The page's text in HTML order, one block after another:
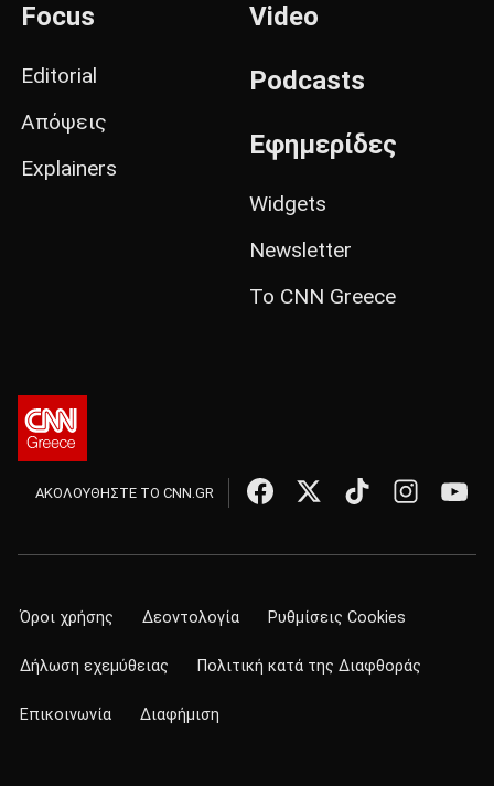
Focus
Editorial
Απόψεις
Explainers
Video
Podcasts
Εφημερίδες
Widgets
Newsletter
Το CNN Greece
ΑΚΟΛΟΥΘΗΣΤΕ ΤΟ CNN.GR
Όροι χρήσης Δεοντολογία Ρυθμίσεις Cookies
Δήλωση εχεμύθειας Πολιτική κατά της Διαφθοράς
Επικοινωνία Διαφήμιση